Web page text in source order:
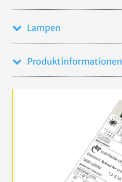
Lampen
Produktinformationen